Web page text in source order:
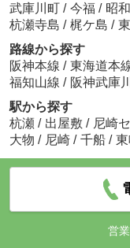
武庫川町 / 今福 / 昭
杭瀬寺島 / 梶ケ島 /
路線から探す
阪神本線 / 東海道本
福知山線 / 阪神武庫
駅から探す
杭瀬 / 出屋敷 / 尼崎
大物 / 尼崎 / 千船 /
営